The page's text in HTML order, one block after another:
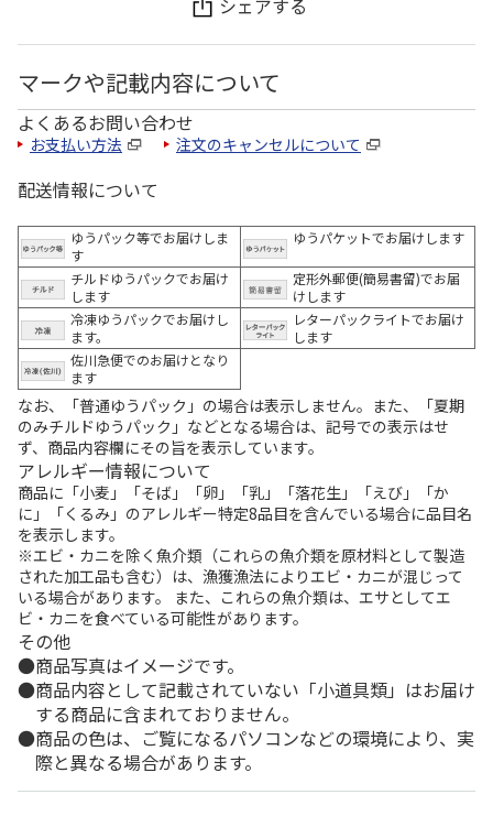
シェアする
マークや記載内容について
よくあるお問い合わせ
お支払い方法 注文のキャンセルについて
配送情報について
ゆうパック等でお届けしま
す
ゆうパケットでお届けします
チルドゆうパックでお届け
します
定形外郵便(簡易書留)でお届
けします
冷凍ゆうパックでお届けし
ます。
レターパックライトでお届け
します
佐川急便でのお届けとなり
ます
なお、「普通ゆうパック」の場合は表示しません。また、「夏期
のみチルドゆうパック」などとなる場合は、記号での表示はせ
ず、商品内容欄にその旨を表示しています。
アレルギー情報について
商品に「小麦」「そば」「卵」「乳」「落花生」「えび」「か
に」「くるみ」のアレルギー特定8品目を含んでいる場合に品目名
を表示します。
※エビ・カニを除く魚介類（これらの魚介類を原材料として製造
された加工品も含む）は、漁獲漁法によりエビ・カニが混じって
いる場合があります。 また、これらの魚介類は、エサとしてエ
ビ・カニを食べている可能性があります。
その他
商品写真はイメージです。
商品内容として記載されていない「小道具類」はお届け
する商品に含まれておりません。
商品の色は、ご覧になるパソコンなどの環境により、実
際と異なる場合があります。